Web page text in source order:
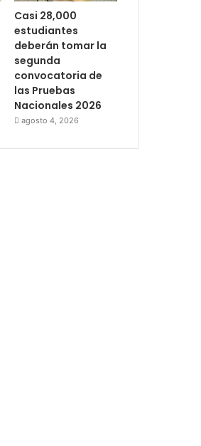
Casi 28,000
estudiantes
deberán tomar la
segunda
convocatoria de
las Pruebas
Nacionales 2026
agosto 4, 2026